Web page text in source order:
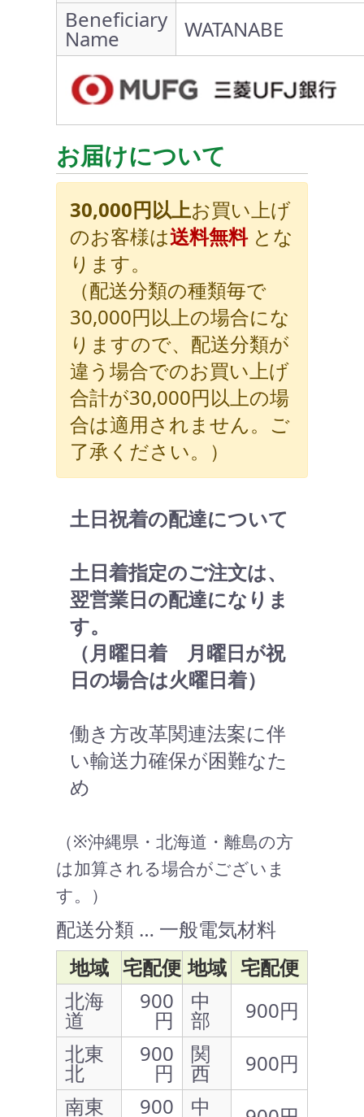
Beneficiary
Name WATANABE
お届けについて
30,000円以上お買い上げ
のお客様は送料無料とな
ります。
（配送分類の種類毎で
30,000円以上の場合にな
りますので、配送分類が
違う場合でのお買い上げ
合計が30,000円以上の場
合は適用されません。ご
了承ください。）
土日祝着の配達について
土日着指定のご注文は、
翌営業日の配達になりま
す。
（月曜日着 月曜日が祝
日の場合は火曜日着）
働き方改革関連法案に伴
い輸送力確保が困難なた
め
（※沖縄県・北海道・離島の方
は加算される場合がございま
す。）
配送分類 … 一般電気材料
地域 宅配便 地域 宅配便
北海
道
900
円
中
部
900円
北東
北
900
円
関
西
900円
南東
900 中